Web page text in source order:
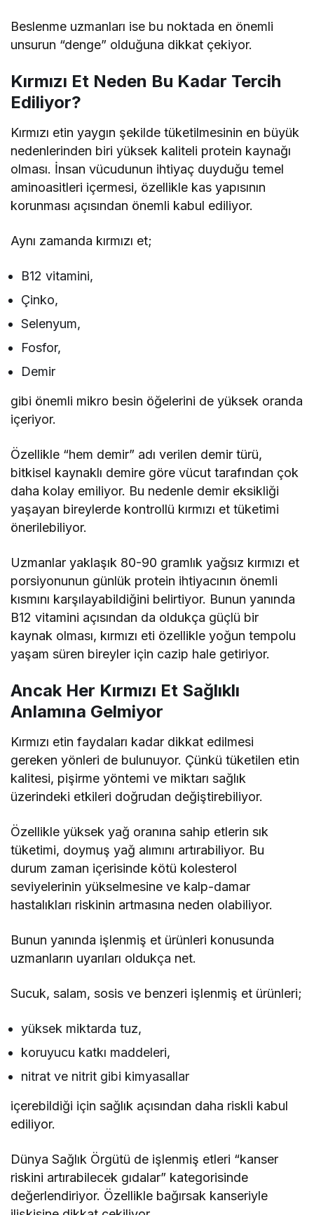
Beslenme uzmanları ise bu noktada en önemli
unsurun “denge” olduğuna dikkat çekiyor.
Kırmızı Et Neden Bu Kadar Tercih
Ediliyor?
Kırmızı etin yaygın şekilde tüketilmesinin en büyük
nedenlerinden biri yüksek kaliteli protein kaynağı
olması. İnsan vücudunun ihtiyaç duyduğu temel
aminoasitleri içermesi, özellikle kas yapısının
korunması açısından önemli kabul ediliyor.
Aynı zamanda kırmızı et;
B12 vitamini,
Çinko,
Selenyum,
Fosfor,
Demir
gibi önemli mikro besin öğelerini de yüksek oranda
içeriyor.
Özellikle “hem demir” adı verilen demir türü,
bitkisel kaynaklı demire göre vücut tarafından çok
daha kolay emiliyor. Bu nedenle demir eksikliği
yaşayan bireylerde kontrollü kırmızı et tüketimi
önerilebiliyor.
Uzmanlar yaklaşık 80-90 gramlık yağsız kırmızı et
porsiyonunun günlük protein ihtiyacının önemli
kısmını karşılayabildiğini belirtiyor. Bunun yanında
B12 vitamini açısından da oldukça güçlü bir
kaynak olması, kırmızı eti özellikle yoğun tempolu
yaşam süren bireyler için cazip hale getiriyor.
Ancak Her Kırmızı Et Sağlıklı
Anlamına Gelmiyor
Kırmızı etin faydaları kadar dikkat edilmesi
gereken yönleri de bulunuyor. Çünkü tüketilen etin
kalitesi, pişirme yöntemi ve miktarı sağlık
üzerindeki etkileri doğrudan değiştirebiliyor.
Özellikle yüksek yağ oranına sahip etlerin sık
tüketimi, doymuş yağ alımını artırabiliyor. Bu
durum zaman içerisinde kötü kolesterol
seviyelerinin yükselmesine ve kalp-damar
hastalıkları riskinin artmasına neden olabiliyor.
Bunun yanında işlenmiş et ürünleri konusunda
uzmanların uyarıları oldukça net.
Sucuk, salam, sosis ve benzeri işlenmiş et ürünleri;
yüksek miktarda tuz,
koruyucu katkı maddeleri,
nitrat ve nitrit gibi kimyasallar
içerebildiği için sağlık açısından daha riskli kabul
ediliyor.
Dünya Sağlık Örgütü de işlenmiş etleri “kanser
riskini artırabilecek gıdalar” kategorisinde
değerlendiriyor. Özellikle bağırsak kanseriyle